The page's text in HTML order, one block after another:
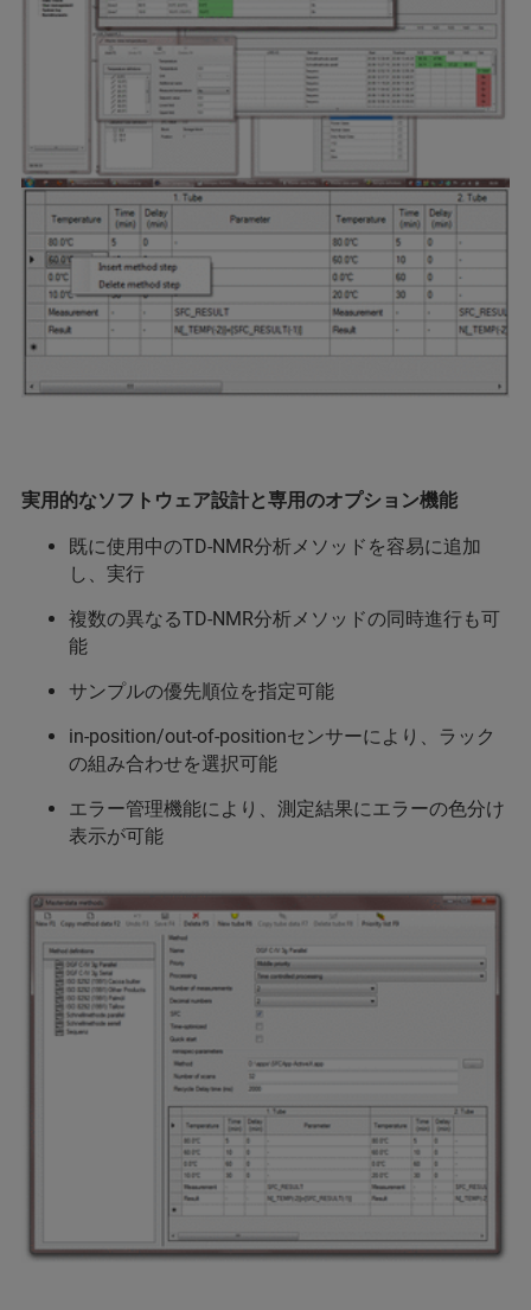
実用的なソフトウェア設計と専用のオプション機能
既に使用中のTD-NMR分析メソッドを容易に追加
し、実行
複数の異なるTD-NMR分析メソッドの同時進行も可
能
サンプルの優先順位を指定可能
in-position/out-of-positionセンサーにより、ラック
の組み合わせを選択可能
エラー管理機能により、測定結果にエラーの色分け
表示が可能